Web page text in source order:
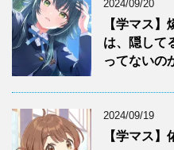
2024/09/20
【学マス
は、隠して
ってないの
2024/09/19
【学マス】